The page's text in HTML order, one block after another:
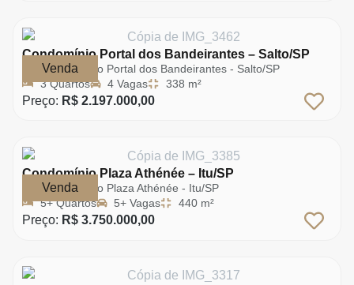
Venda
Condomínio Portal dos Bandeirantes – Salto/SP
Condomínio Portal dos Bandeirantes - Salto/SP
3 Quartos
4 Vagas 338 m²
Preço: R$ 2.197.000,00
Venda
Condomínio Plaza Athénée – Itu/SP
Condomínio Plaza Athénée - Itu/SP
5+ Quartos
5+ Vagas 440 m²
Preço: R$ 3.750.000,00